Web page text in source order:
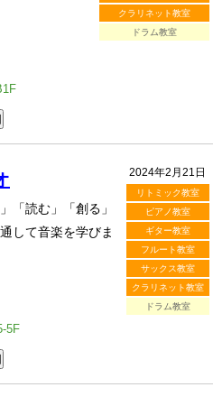
クラリネット教室
ドラム教室
2024年2月21日
リトミック教室
ピアノ教室
ギター教室
フルート教室
サックス教室
クラリネット教室
ドラム教室
「読む」「創る」
して音楽を学びま
5F